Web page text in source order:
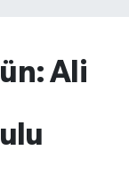
Ali